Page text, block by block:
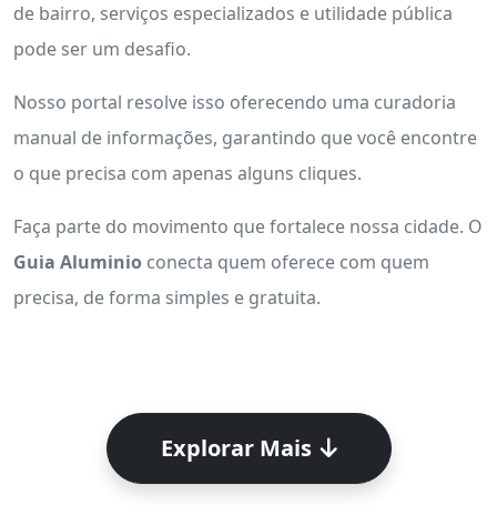
de bairro, serviços especializados e utilidade pública
pode ser um desafio.
Nosso portal resolve isso oferecendo uma curadoria
manual de informações, garantindo que você encontre
o que precisa com apenas alguns cliques.
Faça parte do movimento que fortalece nossa cidade. O
Guia Aluminio conecta quem oferece com quem
precisa, de forma simples e gratuita.
Explorar Mais